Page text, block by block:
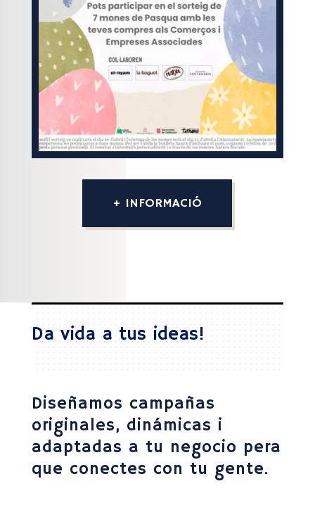
+ INFORMACIÓ
Da vida a tus ideas!
Diseñamos campañas
originales, dinámicas i
adaptadas a tu negocio pera
que conectes con tu gente.